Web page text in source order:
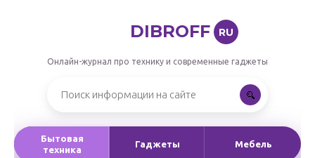
DIBROFF RU
Онлайн-журнал про технику и современные гаджеты
Бытовая
техника
Гаджеты Мебель